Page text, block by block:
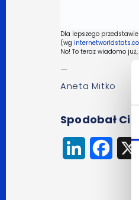
Dla lepszego
(wg
No! To teraz wiadomo
—
Aneta Mitko
Spodobał Ci
LinkedIn